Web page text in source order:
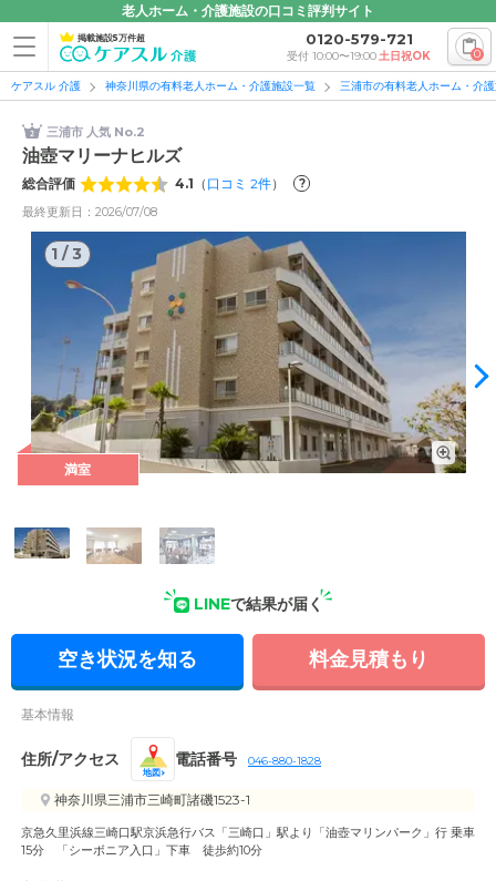
老人ホーム・介護施設の口コミ評判サイト
掲載施設5万件超 0120-579-721
受付 10:00〜19:00土日祝OK 0
ケアスル 介護 神奈川県の有料老人ホーム・介護施設一覧 三浦市の有料老人ホーム・介
三浦市 人気 No.2
油壺マリーナヒルズ
総合評価 4.1 （ 口コミ 2件） ?
最終更新日：2026/07/08
1 /3
1/3
外観: 油壺マリーナヒルズは、モザイク柄の外壁を使用してい
満室
LINEで結果が届く
空き状況を知る 料金見積もり
基本情報
住所/アクセス
地図
電話番号 046-880-1828
神奈川県三浦市三崎町諸磯1523-1
京急久里浜線三崎口駅京浜急行バス「三崎口」駅より「油壺マリンパーク」行 乗車
15分 「シーボニア入口」下車 徒歩約10分